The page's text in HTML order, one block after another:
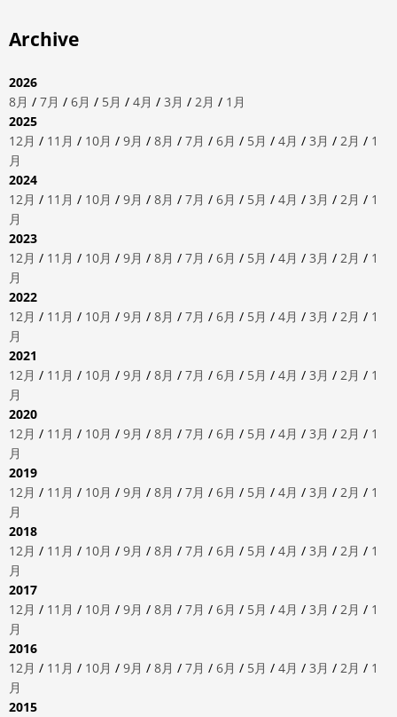
Archive
2026
8月 / 7月 / 6月 / 5月 / 4月 / 3月 / 2月 / 1月
2025
12月 / 11月 / 10月 / 9月 / 8月 / 7月 / 6月 / 5月 / 4月 / 3月 / 2月 / 1
月
2024
12月 / 11月 / 10月 / 9月 / 8月 / 7月 / 6月 / 5月 / 4月 / 3月 / 2月 / 1
月
2023
12月 / 11月 / 10月 / 9月 / 8月 / 7月 / 6月 / 5月 / 4月 / 3月 / 2月 / 1
月
2022
12月 / 11月 / 10月 / 9月 / 8月 / 7月 / 6月 / 5月 / 4月 / 3月 / 2月 / 1
月
2021
12月 / 11月 / 10月 / 9月 / 8月 / 7月 / 6月 / 5月 / 4月 / 3月 / 2月 / 1
月
2020
12月 / 11月 / 10月 / 9月 / 8月 / 7月 / 6月 / 5月 / 4月 / 3月 / 2月 / 1
月
2019
12月 / 11月 / 10月 / 9月 / 8月 / 7月 / 6月 / 5月 / 4月 / 3月 / 2月 / 1
月
2018
12月 / 11月 / 10月 / 9月 / 8月 / 7月 / 6月 / 5月 / 4月 / 3月 / 2月 / 1
月
2017
12月 / 11月 / 10月 / 9月 / 8月 / 7月 / 6月 / 5月 / 4月 / 3月 / 2月 / 1
月
2016
12月 / 11月 / 10月 / 9月 / 8月 / 7月 / 6月 / 5月 / 4月 / 3月 / 2月 / 1
月
2015